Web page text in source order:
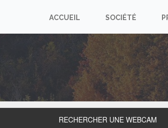
ACCUEIL SOCIÉTÉ
RECHERCHER UNE WEBCAM